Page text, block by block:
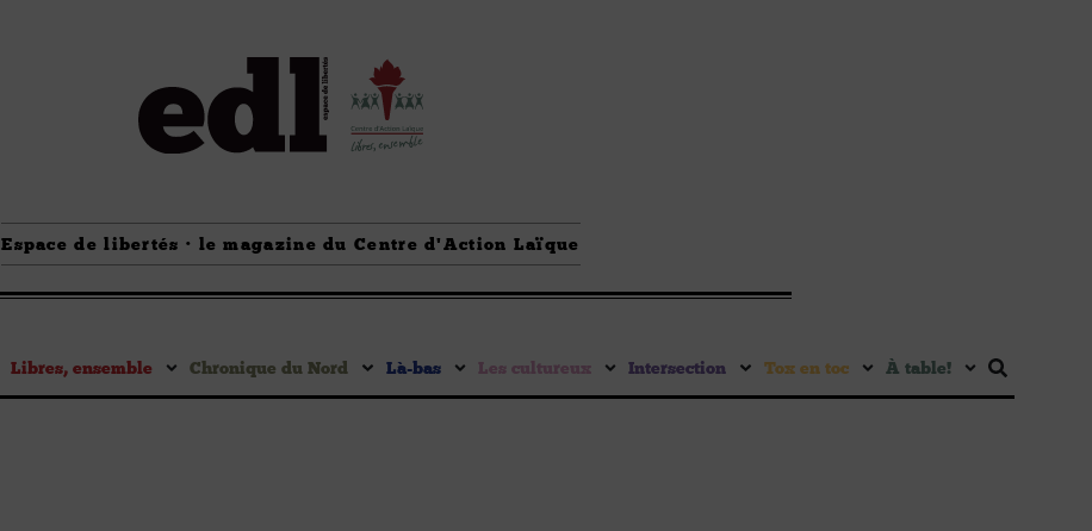
Espace de libertés · le magazine du Centre d'Action Laïque
Libres, ensemble Chronique du Nord Là-bas Les cultureux Intersection Tox en toc À table !